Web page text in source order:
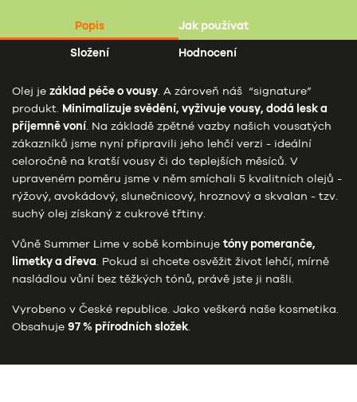
Popis
Jak používat
Složení
Hodnocení
Olej je základ péče o vousy. A zároveň náš “signature”
produkt. Minimalizuje svědění, vyživuje vousy, dodá lesk a
příjemně voní. Na základě zpětné vazby našich vousatých
zákazníků jsme nyní připravili jeho lehčí verzi - ideální
celoročně na kratší vousy či do teplejších měsíců. V
upraveném poměru jsme v něm smíchali 5 kvalitních olejů -
rýžový, avokádový, slunečnicový, hroznový a skvalan - tzv.
suchý olej získaný z cukrové třtiny.
Vůně Summer Lime v sobě kombinuje tóny pomeranče,
limetky a dřeva. Pokud si chcete osvěžit život lehčí, mírně
nasládlou vůní bez těžkých tónů, právě jste ji našli.
Vyrobeno v České republice. Jako veškerá naše kosmetika.
Obsahuje 97 % přírodních složek.